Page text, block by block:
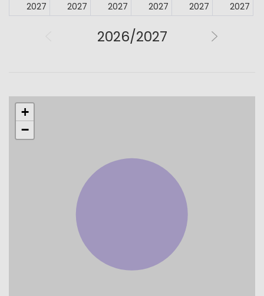
2027
2027
2027
2027
2027
2027
2026/2027
+
−